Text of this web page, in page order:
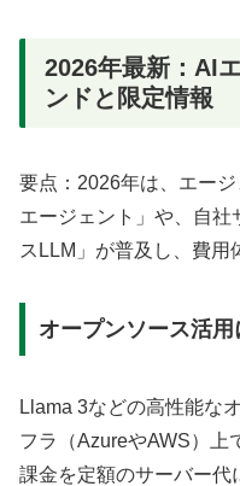
2026年最新：AI
ンドと限定情報
要点：2026年は、エー
エージェント」や、自社
スLLM」が普及し、費用
オープンソース活
Llama 3などの高性能な
フラ（AzureやAWS）上
課金を定額のサーバー代